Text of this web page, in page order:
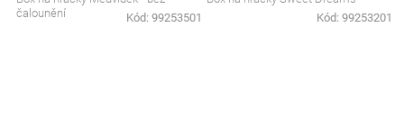
čalounění
Kód: 99253501
Kód: 99253201